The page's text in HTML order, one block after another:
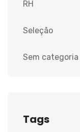
RH
Seleção
Sem categoria
Tags